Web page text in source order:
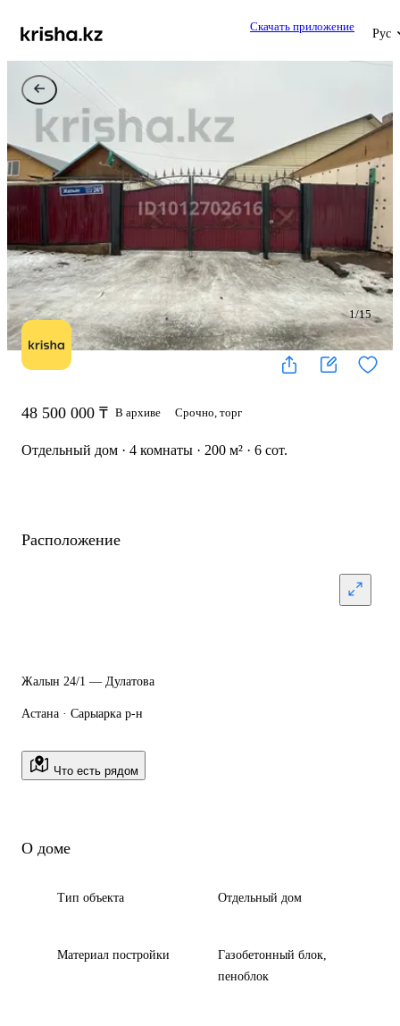
Скачать приложение
Рус
1/15
48 500 000 ₸ В архиве Срочно, торг
Отдельный дом · 4 комнаты · 200 м² · 6 сот.
Расположение
Жалын 24/1 — Дулатова
Астана · Сарыарка р-н
Что есть рядом
О доме
Тип объекта Отдельный дом
Материал постройки
Газобетонный блок,
пеноблок